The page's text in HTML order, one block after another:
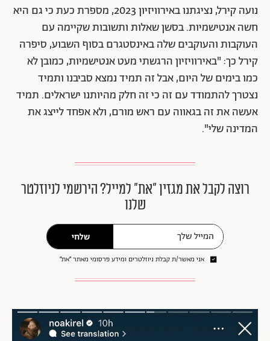
נועה קירל, נציגתנו באירוויזיון 2023, מספרת כעת כי גם היא
חשה אנטישמיות. בסשן שאלות ותשובות שקיימה עם
העוקבות והעוקבים שלה באינסטגרם בסוף השבוע, סיפרה
קירל כך: "באירוויזיון הרגשתי מעט אנטישמיות, כמובן לא
כמו בימים של היום, אבל זה תמיד נמצא סביבנו ותמיד
נצטרך להתמודד עם זה כי זה חלק מהיותנו ישראלים. תמיד
אעשה את זה בגאווה עם ראש מורם, ולא אפחד לייצג את
המדינה שלי".
רוצה לקבל את מגזין ״את״ למייל? הירשמי לניוזלטר
שלנו
שלחי
אני מאשר/ת קבלת ניוזלטרים ומידע פרסומי מאתר ״את״